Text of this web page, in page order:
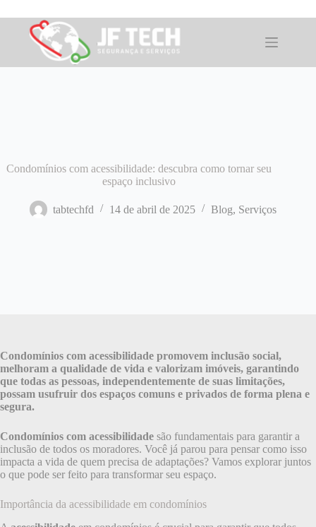
para
conteúdo
Condomínios com acessibilidade: descubra como tornar seu
espaço inclusivo
tabtechfd 14 de abril de 2025 Blog, Serviços
Condomínios com acessibilidade promovem inclusão social,
melhoram a qualidade de vida e valorizam imóveis, garantindo
que todas as pessoas, independentemente de suas limitações,
possam usufruir dos espaços comuns e privados de forma plena e
segura.
Condomínios com acessibilidade são fundamentais para garantir a
inclusão de todos os moradores. Você já parou para pensar como isso
impacta a vida de quem precisa de adaptações? Vamos explorar juntos
o que pode ser feito para transformar seu espaço.
Importância da acessibilidade em condomínios